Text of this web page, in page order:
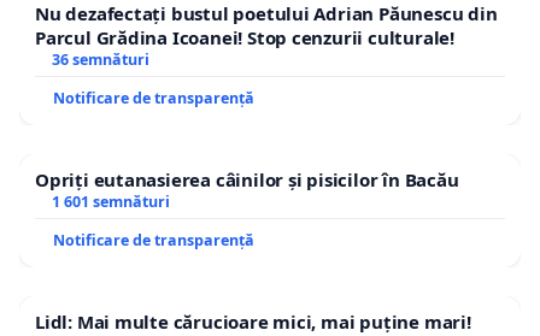
Nu dezafectați bustul poetului Adrian Păunescu din
Parcul Grădina Icoanei! Stop cenzurii culturale!
36 semnături
Notificare de transparență
Opriți eutanasierea câinilor și pisicilor în Bacău
1 601 semnături
Notificare de transparență
Lidl: Mai multe cărucioare mici, mai puține mari!